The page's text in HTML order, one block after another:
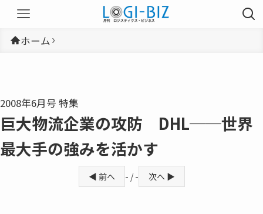
ホーム
2008年6月号 特集
巨大物流企業の攻防 DHL──世界
最大手の強みを活かす
◀ 前へ - / - 次へ ▶